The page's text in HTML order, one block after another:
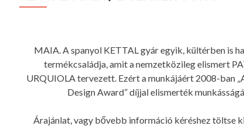
MAIA. A spanyol KETTAL gyár egyik, kültérben is
termékcsaládja, amit a nemzetközileg elismert
URQUIOLA tervezett. Ezért a munkájáért 2008-ban
Design Award” díjjal elismerték
Árajánlat, vagy bővebb információ kéréshez töltse